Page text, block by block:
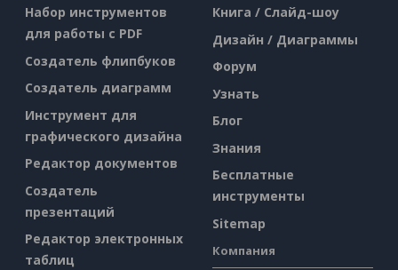
Набор инструментов
для работы с PDF
Создатель флипбуков
Создатель диаграмм
Инструмент для
графического дизайна
Редактор документов
Создатель
презентаций
Редактор электронных
таблиц
Книга / Слайд-шоу
Дизайн / Диаграммы
Форум
Узнать
Блог
Знания
Бесплатные
инструменты
Sitemap
Компания